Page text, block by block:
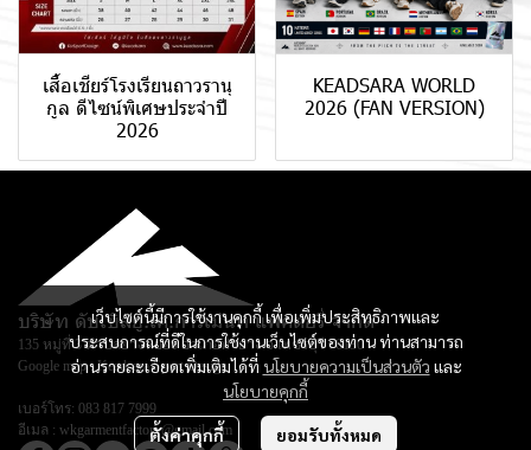
เสื้อเชียร์โรงเรียนถาวรานุ
กูล ดีไซน์พิเศษประจำปี
2026
KEADSARA WORLD
2026 (FAN VERSION)
เว็บไซต์นี้มีการใช้งานคุกกี้ เพื่อเพิ่มประสิทธิภาพและ
ประสบการณ์ที่ดีในการใช้งานเว็บไซต์ของท่าน ท่านสามารถ
อ่านรายละเอียดเพิ่มเติมได้ที่ นโยบายความเป็นส่วนตัว และ
นโยบายคุกกี้
ตั้งค่าคุกกี้ ยอมรับทั้งหมด
บริษัท ดับเบิลยู.เค.การ์เม้นท์ แฟคตอรี่ จำกัด
135 หมู่ที่ 3 ตำบลยางหย่อง อำเภอท่ายาง จ.เพชรบุรี 76130
Google map :Keadsara Sport Design
เบอร์โทร: 083 817 7999
อีเมล : wkgarmentfactory@gmail.com